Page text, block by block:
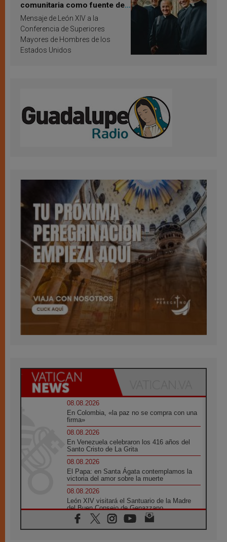
comunitaria como fuente de
inspiración y santificación
Mensaje de León XIV a la
Conferencia de Superiores
Mayores de Hombres de los
Estados Unidos
08.08.2026
En Colombia, «la paz no se compra con una
firma»
08.08.2026
En Venezuela celebraron los 416 años del
Santo Cristo de La Grita
08.08.2026
El Papa: en Santa Ágata contemplamos la
victoria del amor sobre la muerte
08.08.2026
León XIV visitará el Santuario de la Madre
del Buen Consejo de Genazzano
07.08.2026
Filipinas: el Vicariato Apostólico de Calapán